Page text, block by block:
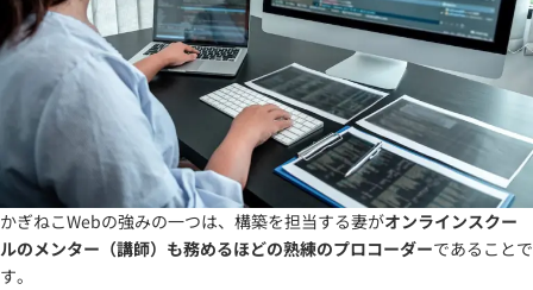
かぎねこWebの強みの一つは、構築を担当する妻がオンラインスクー
ルのメンター（講師）も務めるほどの熟練のプロコーダーであることで
す。